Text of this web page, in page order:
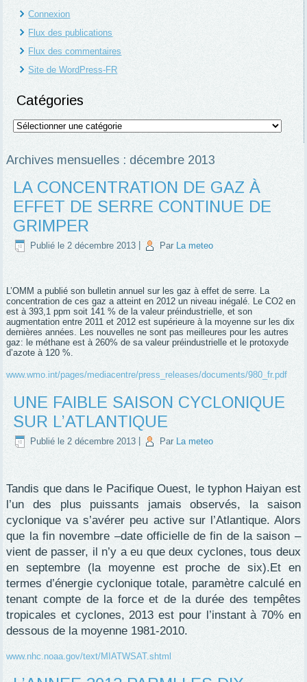
Connexion
Flux des publications
Flux des commentaires
Site de WordPress-FR
Catégories
Catégories
Archives mensuelles : décembre 2013
LA CONCENTRATION DE GAZ À
EFFET DE SERRE CONTINUE DE
GRIMPER
Publié le 2 décembre 2013 Par La meteo
L’OMM a publié son bulletin annuel sur les gaz à effet de serre. La
concentration de ces gaz a atteint en 2012 un niveau inégalé. Le CO2 en
est à 393,1 ppm soit 141 % de la valeur préindustrielle, et son
augmentation entre 2011 et 2012 est supérieure à la moyenne sur les dix
dernières années. Les nouvelles ne sont pas meilleures pour les autres
gaz: le méthane est à 260% de sa valeur préindustrielle et le protoxyde
d’azote à 120 %.
www.wmo.int/pages/mediacentre/press_releases/documents/980_fr.pdf
UNE FAIBLE SAISON CYCLONIQUE
SUR L’ATLANTIQUE
Publié le 2 décembre 2013 Par La meteo
Tandis que dans le Pacifique Ouest, le typhon Haiyan est
l’un des plus puissants jamais observés, la saison
cyclonique va s’avérer peu active sur l’Atlantique. Alors
que la fin novembre –date officielle de fin de la saison –
vient de passer, il n’y a eu que deux cyclones, tous deux
en septembre (la moyenne est proche de six).Et en
termes d’énergie cyclonique totale, paramètre calculé en
tenant compte de la force et de la durée des tempêtes
tropicales et cyclones, 2013 est pour l’instant à 70% en
dessous de la moyenne 1981-2010.
www.nhc.noaa.gov/text/MIATWSAT.shtml